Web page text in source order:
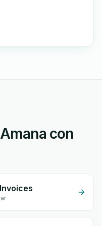
con